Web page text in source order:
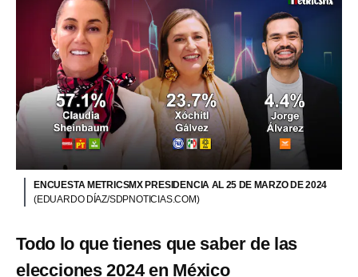
ENCUESTA METRICSMX PRESIDENCIA AL 25 DE MARZO DE 2024
(EDUARDO DÍAZ/SDPNOTICIAS.COM)
Todo lo que tienes que saber de las
elecciones 2024 en México